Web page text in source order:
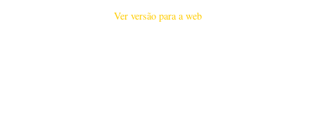
Ver versão para a web